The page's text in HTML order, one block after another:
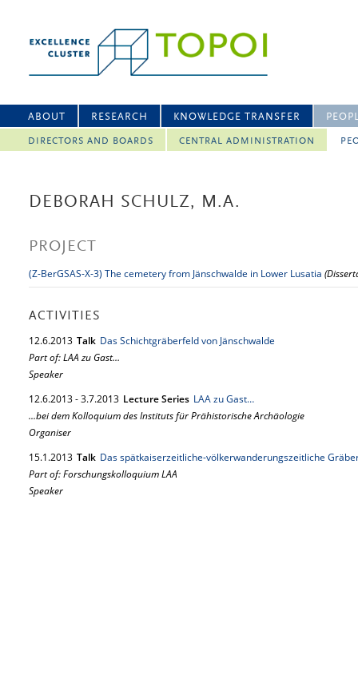
ABOUT RESEARCH KNOWLEDGE TRANSFER
DIRECTORS AND BOARDS CENTRAL ADMINISTRATION
DEBORAH SCHULZ, M.A.
PROJECT
(Z-BerGSAS-X-3) The cemetery from Jänschwalde in Lower Lusatia
ACTIVITIES
12.6.2013 Talk Das Schichtgräberfeld von Jänschwalde
Part of: LAA zu Gast…
Speaker
12.6.2013-3.7.2013 Lecture Series LAA zu Gast…
...bei dem Kolloquium des Instituts für Prähistorische Archäologie
Organiser
15.1.2013 Talk Das spätkaiserzeitliche-völkerwanderungszeitliche
Part of: Forschungskolloquium LAA
Speaker